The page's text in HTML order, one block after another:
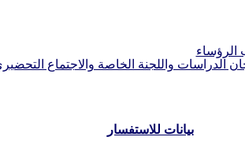
الدراسات واللجنة الخاصة والاجتماع
بيانات للاستفسار